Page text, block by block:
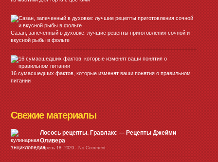
Сазан, запеченный в духовке: лучшие рецепты приготовления сочной и
вкусной рыбы в фольге
16 сумасшедших фактов, которые изменят ваши понятия о правильном
питании
Свежие материалы
Лосось рецепты. Гравлакс — Рецепты Джейми
Оливера
Апрель 18, 2020- No Comment